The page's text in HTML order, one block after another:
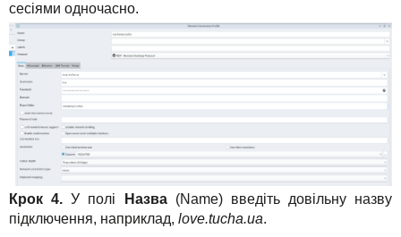
сесіями одночасно.
Крок 4. У полі Назва (Name) введіть довільну назву
підключення, наприклад, love.tucha.ua.